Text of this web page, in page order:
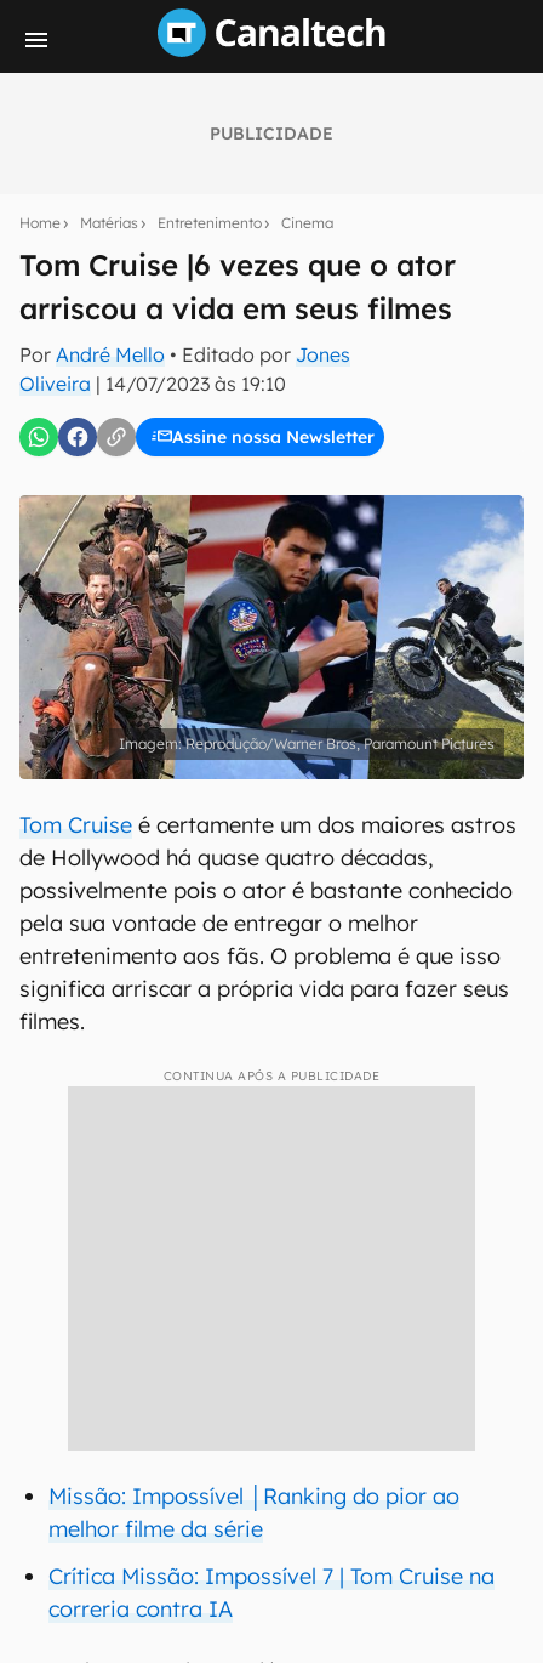
PUBLICIDADE
Home Matérias Entretenimento Cinema
Tom Cruise |6 vezes que o ator
arriscou a vida em seus filmes
Por André Mello • Editado por Jones
Oliveira | 14/07/2023 às 19:10
Assine nossa Newsletter
notícias e reviews sobre tecnologia em primeira
mão.
E-mail
Uso e Política de Privacidade do Canaltech.
Reprodução/Warner Bros, Paramount Pictures
Tom Cruise é certamente um dos maiores astros
de Hollywood há quase quatro décadas,
possivelmente pois o ator é bastante conhecido
pela sua vontade de entregar o melhor
entretenimento aos fãs. O problema é que isso
significa arriscar a própria vida para fazer seus
filmes.
CONTINUA APÓS A PUBLICIDADE
Missão: Impossível │Ranking do pior ao
melhor filme da série
Crítica Missão: Impossível 7 | Tom Cruise na
correria contra IA